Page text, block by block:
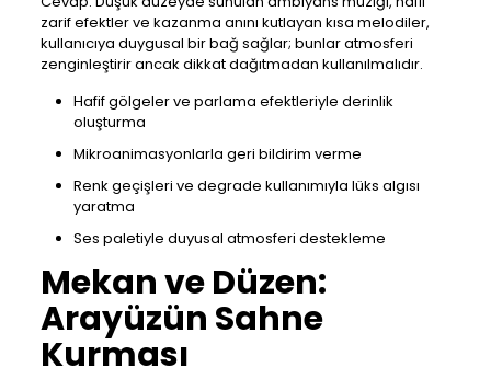
zarif efektler ve kazanma anını kutlayan kısa melodiler,
kullanıcıya duygusal bir bağ sağlar; bunlar atmosferi
zenginleştirir ancak dikkat dağıtmadan kullanılmalıdır.
Hafif gölgeler ve parlama efektleriyle derinlik
oluşturma
Mikroanimasyonlarla geri bildirim verme
Renk geçişleri ve degrade kullanımıyla lüks algısı
yaratma
Ses paletiyle duyusal atmosferi destekleme
Mekan ve Düzen:
Arayüzün Sahne
Kurması